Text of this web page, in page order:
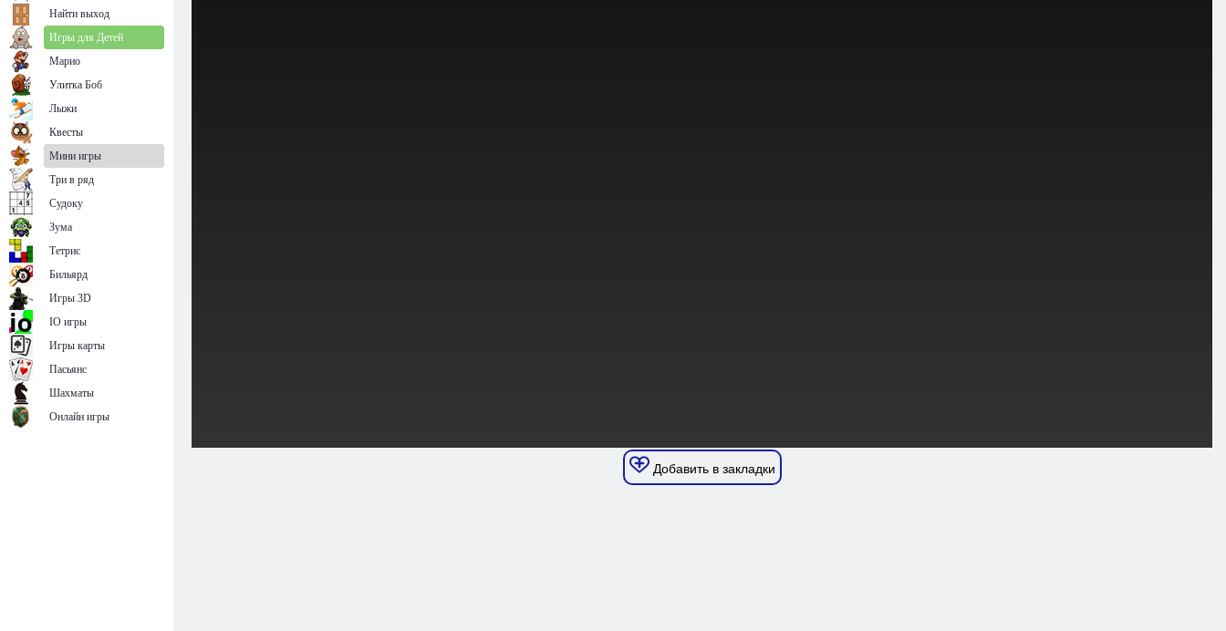
Добавить в закладки
Найти выход
Игры для Детей
Марио
Улитка Боб
Лыжи
Квесты
Мини игры
Три в ряд
Судоку
Зума
Тетрис
Бильярд
Игры 3D
IO игры
Игры карты
Пасьянс
Шахматы
Онлайн игры